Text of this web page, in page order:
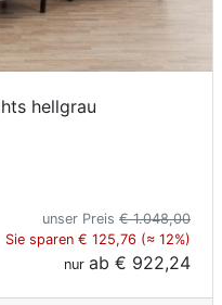
hellgrau
unser Preis € 1.048,00
Sie sparen € 125,76 (≈ 12%)
nur ab € 922,24